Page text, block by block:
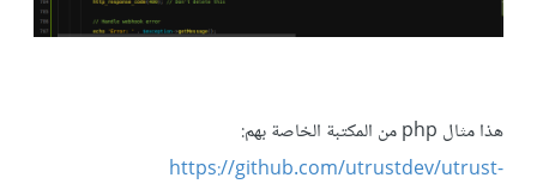
هذا مثال php من المكتبة الخاصة بهم:
https://github.com/utrustdev/utrust-